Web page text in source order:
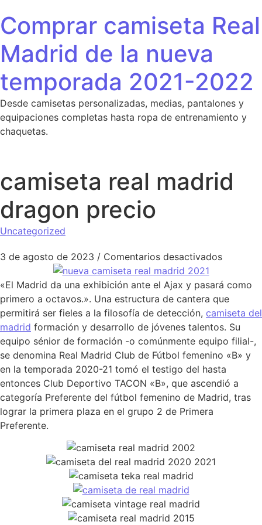
Comprar camiseta Real
Madrid de la nueva
temporada 2021-2022
Desde camisetas personalizadas, medias, pantalones y
equipaciones completas hasta ropa de entrenamiento y
chaquetas.
camiseta real madrid
dragon precio
Uncategorized
3 de agosto de 2023 / Comentarios desactivadosen
«El Madrid da una exhibición ante el Ajax y pasará como
primero a octavos.». Una estructura de cantera que
permitirá ser fieles a la filosofía de detección, camiseta del
madrid formación y desarrollo de jóvenes talentos. Su
equipo sénior de formación -o comúnmente equipo filial-,
se denomina Real Madrid Club de Fútbol femenino «B» y
en la temporada 2020-21 tomó el testigo del hasta
entonces Club Deportivo TACON «B», que ascendió a
categoría Preferente del fútbol femenino de Madrid, tras
lograr la primera plaza en el grupo 2 de Primera
Preferente.